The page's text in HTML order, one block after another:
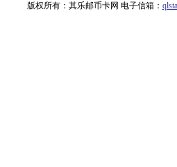
版权所有：其乐邮币卡网 电子信箱：